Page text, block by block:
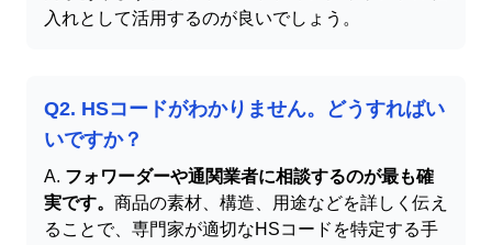
入れとして活用するのが良いでしょう。
Q2. HSコードがわかりません。どうすればい
いですか？
A. フォワーダーや通関業者に相談するのが最も確
実です。 商品の素材、構造、用途などを詳しく伝え
ることで、専門家が適切なHSコードを特定する手